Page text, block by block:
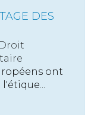
DES
Droit
ont